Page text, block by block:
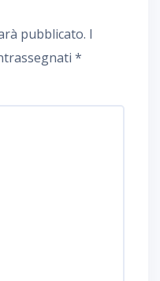
pubblicato. I
*